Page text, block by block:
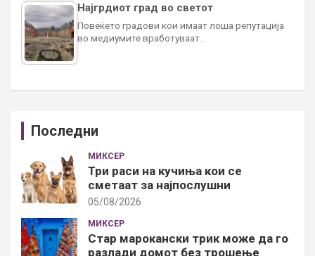
Најгрдиот град во светот
Повеќето градови кои имаат лоша репутација
во медиумите вработуваат…
Последни
МИКСЕР
Три раси на кучиња кои се
сметаат за најпослушни
05/08/2026
МИКСЕР
Стар марокански трик може да го
разлади домот без трошење